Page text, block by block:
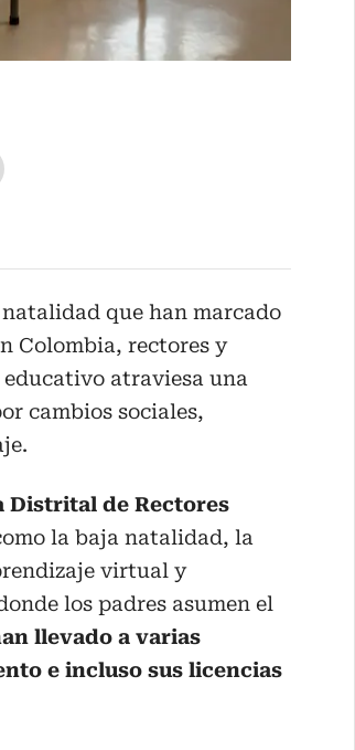
que han marcado
Colombia, rectores y
atraviesa una
cambios sociales,
Distrital de Rectores
la baja natalidad, la
virtual y
los padres asumen el
llevado a varias
e incluso sus licencias